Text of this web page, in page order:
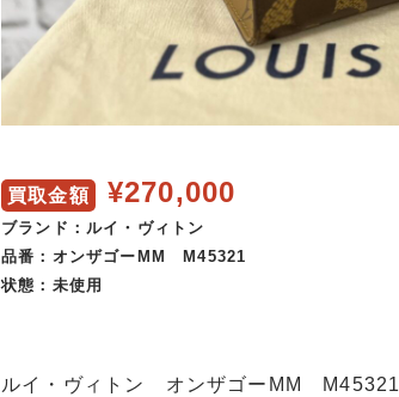
買取金額 ¥270,000
ブランド：ルイ・ヴィトン
品番：オンザゴーMM M45321
状態：未使用
ルイ・ヴィトン オンザゴーMM M45321